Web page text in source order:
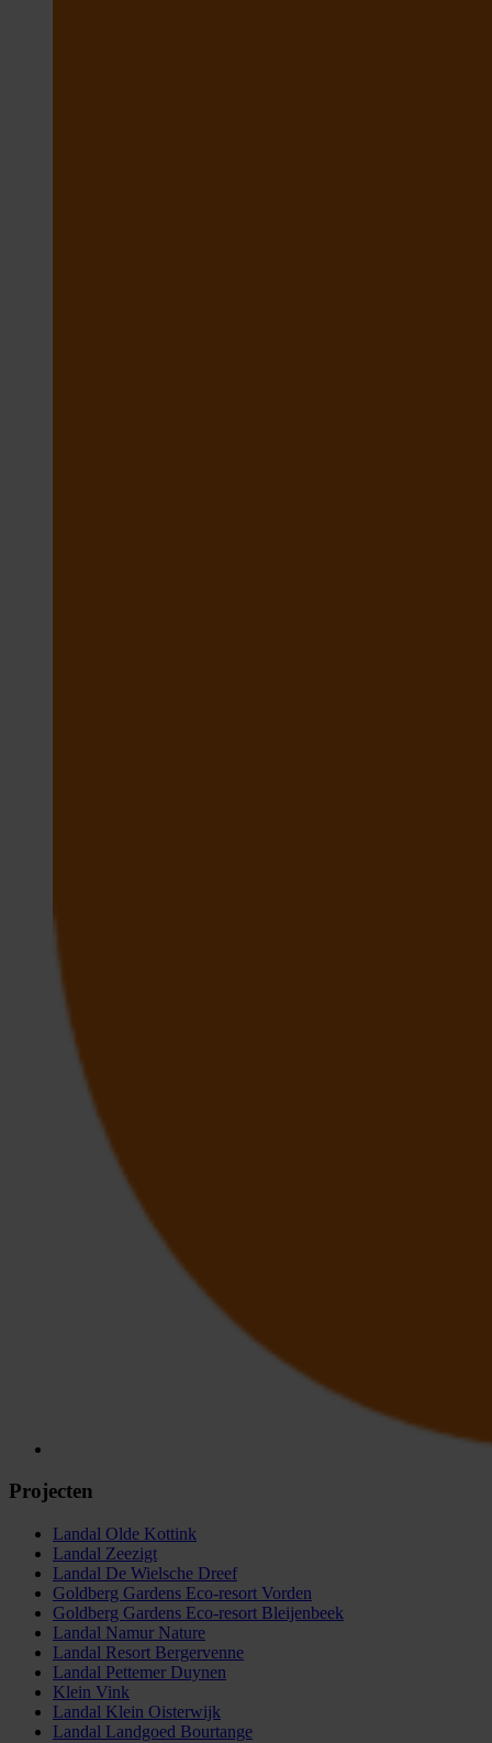
Projecten
Landal Olde Kottink
Landal Zeezigt
Landal De Wielsche Dreef
Goldberg Gardens Eco-resort Vorden
Goldberg Gardens Eco-resort Bleijenbeek
Landal Namur Nature
Landal Resort Bergervenne
Landal Pettemer Duynen
Klein Vink
Landal Klein Oisterwijk
Landal Landgoed Bourtange